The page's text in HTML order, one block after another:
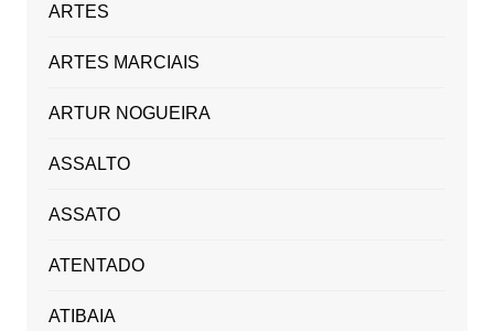
ARTES
ARTES MARCIAIS
ARTUR NOGUEIRA
ASSALTO
ASSATO
ATENTADO
ATIBAIA